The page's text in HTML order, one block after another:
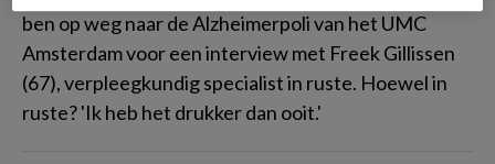
ben op weg naar de Alzheimerpoli van het UMC
Amsterdam voor een interview met Freek Gillissen
(67), verpleegkundig specialist in ruste. Hoewel in
ruste? 'Ik heb het drukker dan ooit.'